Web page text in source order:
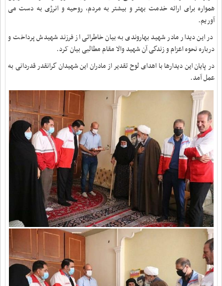
همواره برای ارائه خدمت بهتر و بیشتر به مردم، روحیه و انرژی به دست می
آوریم.
در این دیدار مادر شهید بهاروندی به بیان خاطراتی از فرزند شهیدش پرداخت و
درباره نحوه اعزام و زندگی آن شهید والا مقام مطالبی بیان کرد.
در پایان این دیدارها با اهدای لوح تقدیر از مادران این شهیدان گرانقدر قدردانی به
عمل آمد.